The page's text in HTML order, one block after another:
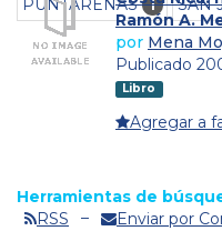
PUNTARENAS
1 SAN
Ramón A.
por Mena
Publicado
Libro
Agregar a
Herramientas de
RSS
Enviar por